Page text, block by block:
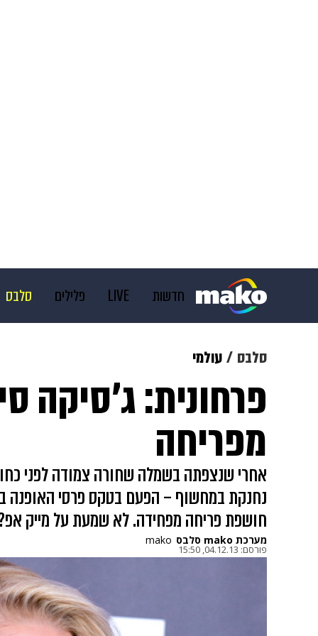
חדשות LIVE פלילים סלבס
דיגיטל גאווה ויוה משפט
סלבס עולמי
פרחונית: ג'סיקה
מפריחה
אחרי שנצפתה בשמלה שחורה צמודה לפני
נחנקת במחשוף – הפעם בטקס פרסי האופנה
חושפת פריחה מפחידה. לא שמעת על מייק
מערכת mako סלבס mako
פורסם: 04.12.13, 15:50